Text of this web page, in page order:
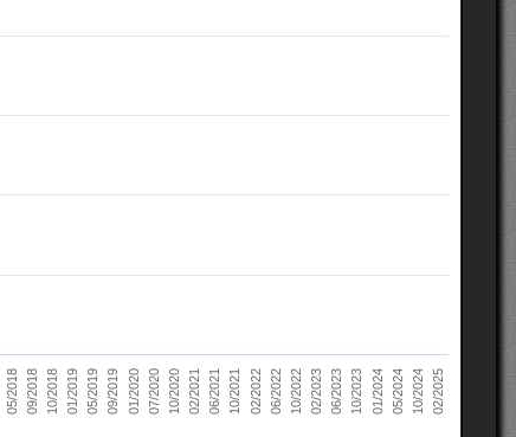
05/2018 09/2018 10/2018 01/2019 05/2019 09/2019 01/2020 07/2020 10/2020 02/2021 06/2021 10/2021 02/2022 06/2022 10/2022 02/2023 06/2023 10/2023 01/2024 05/2024 10/2024 02/2025